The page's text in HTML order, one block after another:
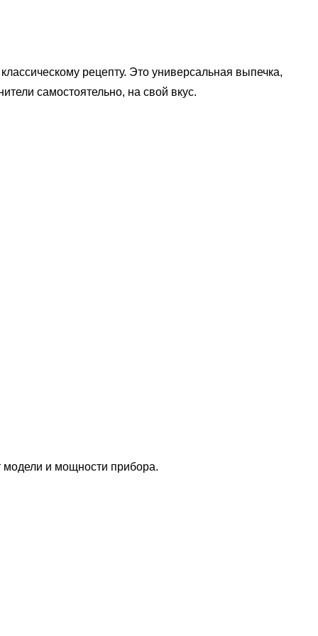
рецепту. Это универсальная выпечка,
самостоятельно, на свой вкус.
модели и мощности прибора.